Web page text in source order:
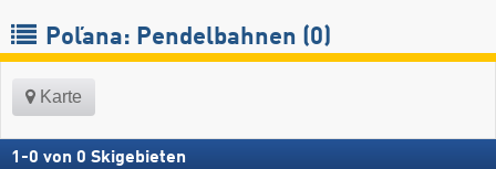
Poľana: Pendelbahnen (0)
Karte
1 -0 von 0 Skigebieten